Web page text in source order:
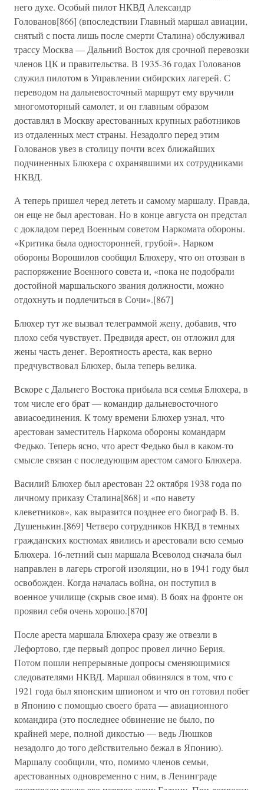
него духе. Особый пилот НКВД Александр
Голованов[866] (впоследствии Главный маршал авиации,
снятый с поста лишь после смерти Сталина) обслуживал
трассу Москва — Дальний Восток для срочной перевозки
членов ЦК и правительства. В 1935-36 годах Голованов
служил пилотом в Управлении сибирских лагерей. С
переводом на дальневосточный маршрут ему вручили
многомоторный самолет, и он главным образом
доставлял в Москву арестованных крупных работников
из отдаленных мест страны. Незадолго перед этим
Голованов увез в столицу почти всех ближайших
подчиненных Блюхера с охранявшими их сотрудниками
НКВД.
А теперь пришел черед лететь и самому маршалу. Правда,
он еще не был арестован. Но в конце августа он предстал
с докладом перед Военным советом Наркомата обороны.
«Критика была односторонней, грубой». Нарком
обороны Ворошилов сообщил Блюхеру, что он отозван в
распоряжение Военного совета и, «пока не подобрали
достойной маршальского звания должности, можно
отдохнуть и подлечиться в Сочи».[867]
Блюхер тут же вызвал телеграммой жену, добавив, что
плохо себя чувствует. Предвидя арест, он отложил для
жены часть денег. Вероятность ареста, как верно
предчувствовал Блюхер, была теперь велика.
Вскоре с Дальнего Востока прибыла вся семья Блюхера, в
том числе его брат — командир дальневосточного
авиасоединения. К тому времени Блюхер узнал, что
арестован заместитель Наркома обороны командарм
Федько. Теперь ясно, что арест Федько был в каком-то
смысле связан с последующим арестом самого Блюхера.
Василий Блюхер был арестован 22 октября 1938 года по
личному приказу Сталина[868] и «по навету
клеветников», как выразится позднее его биограф В. В.
Душенькин.[869] Четверо сотрудников НКВД в темных
гражданских костюмах явились и арестовали всю семью
Блюхера. 16-летний сын маршала Всеволод сначала был
направлен в лагерь строгой изоляции, но в 1941 году был
освобожден. Когда началась война, он поступил в
военное училище (скрыв свое имя). В боях на фронте он
проявил себя очень хорошо.[870]
После ареста маршала Блюхера сразу же отвезли в
Лефортово, где первый допрос провел лично Берия.
Потом пошли непрерывные допросы сменяющимися
следователями НКВД. Маршал обвинялся в том, что с
1921 года был японским шпионом и что он готовил побег
в Японию с помощью своего брата — авиационного
командира (это последнее обвинение не было, по
крайней мере, полной дикостью — ведь Люшков
незадолго до того действительно бежал в Японию).
Маршалу сообщили, что, помимо членов семьи,
арестованных одновременно с ним, в Ленинграде